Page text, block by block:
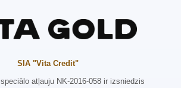
SIA "Vita Credit"
atļauju NK-2016-058 ir izsniedzis